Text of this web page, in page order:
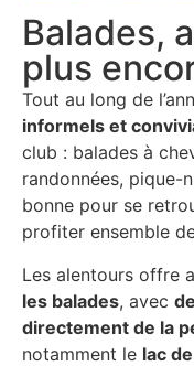
Balades,
plus
Tout au long de
informels et
club : balades à
randonnées, pique-
bonne pour se
profiter ensemble
Les alentours offre
les balades, avec
directement de la
notamment le lac